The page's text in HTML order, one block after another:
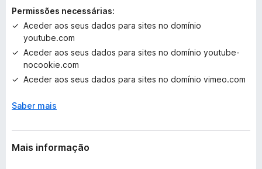
i
ç
e
a
n
a
Permissões necessárias:
Aceder aos seus dados para sites no domínio
youtube.com
Aceder aos seus dados para sites no domínio youtube-
nocookie.com
Aceder aos seus dados para sites no domínio vimeo.com
Saber mais
Mais informação